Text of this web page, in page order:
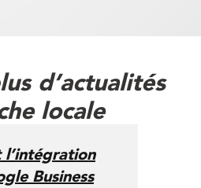
d’actualités
locale
l’intégration
Business